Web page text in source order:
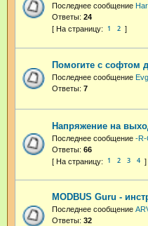
Последнее сообщение
Ответы: 24
1 2
Помогите с софтом
Последнее сообщение
Ответы: 7
Напряжение на
Последнее сообщение -R-
Ответы: 66
1 2 3 4
MODBUS Guru -
Последнее сообщение
Ответы: 32